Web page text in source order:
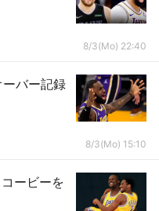
8/3(Mo) 22:40
ーバー記録
8/3(Mo) 15:10
ービーを